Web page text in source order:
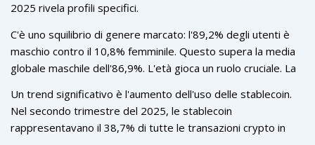
2025 rivela profili specifici.
C'è uno squilibrio di genere marcato: l'89,2% degli utenti è
maschio contro il 10,8% femminile. Questo supera la media
globale maschile dell'86,9%. L'età gioca un ruolo cruciale. La
cinesi, molto sopra la media globale del 31%. Gli over 45
sono solo il 12,8%, contro il 22,4% globale. Le criptovalute
attirano fortemente le generazioni giovani e tech-savvy.
Un trend significativo è l'aumento dell'uso delle stablecoin.
Nel secondo trimestre del 2025, le stablecoin
rappresentavano il 38,7% di tutte le transazioni crypto in